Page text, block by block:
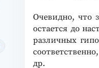
Очевидно, что
остается до
различных
др.